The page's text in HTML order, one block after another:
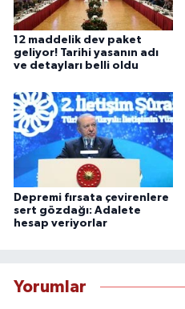
12 maddelik dev paket
geliyor! Tarihi yasanın adı
ve detayları belli oldu
Depremi fırsata çevirenlere
sert gözdağı: Adalete
hesap veriyorlar
Yorumlar